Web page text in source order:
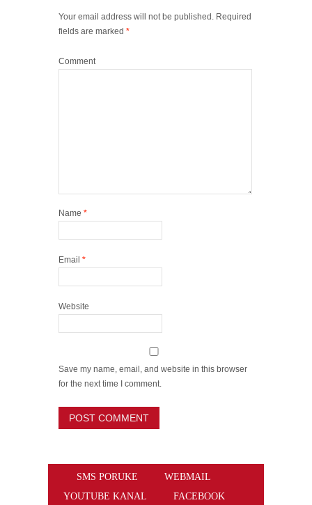
Your email address will not be published. Required
fields are marked *
Comment
Name *
Email *
Website
Save my name, email, and website in this browser
for the next time I comment.
SMS PORUKE
WEBMAIL
YOUTUBE KANAL
FACEBOOK